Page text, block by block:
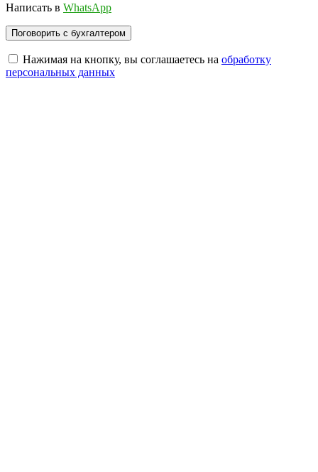
Написать в WhatsApp
Нажимая на кнопку, вы соглашаетесь на обработку
персональных данных